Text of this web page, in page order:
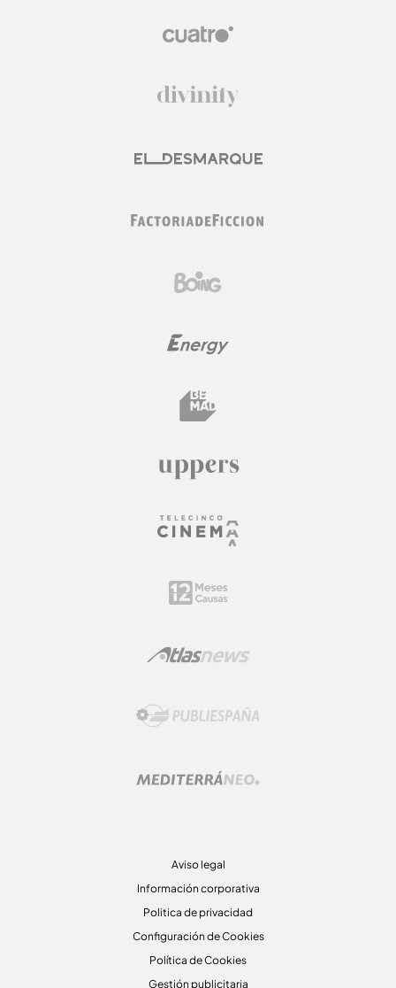
Aviso legal
Información corporativa
Politica de privacidad
Configuración de Cookies
Política de Cookies
Gestión publicitaria